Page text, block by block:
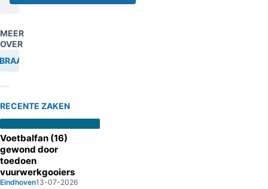
MEER
OVER
RECENTE ZAKEN
Voetbalfan (16)
gewond door
toedoen
vuurwerkgooiers
Eindhoven13-07-2026